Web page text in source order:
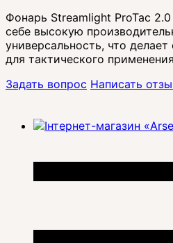
Фонарь Streamlight ProTac
себе высокую
универсальность, что
для тактического
Задать вопрос Написать